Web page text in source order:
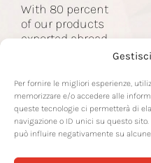
Per fornire le migliori esperienze,
memorizzare e/o accedere alle
queste tecnologie ci permetterà di
navigazione o ID unici su questo
può influire negativamente su
With 80 percent
of our products
exported abroad,
we are the partner
the global textile
industry.